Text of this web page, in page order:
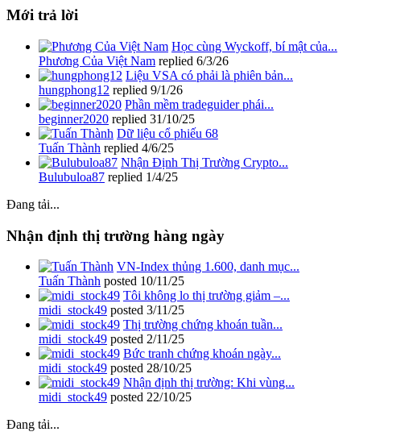
Mới trả lời
Học cùng Wyckoff, bí mật của...
Phương Của Việt Nam replied 6/3/26
Liệu VSA có phải là phiên bản...
hungphong12 replied 9/1/26
Phần mềm tradeguider phái...
beginner2020 replied 31/10/25
Dữ liệu cổ phiếu 68
Tuấn Thành replied 4/6/25
Nhận Định Thị Trường Crypto...
Bulubuloa87 replied 1/4/25
Đang tải...
Nhận định thị trường hàng ngày
VN-Index thủng 1.600, danh mục...
Tuấn Thành posted 10/11/25
Tôi không lo thị trường giảm –...
midi_stock49 posted 3/11/25
Thị trường chứng khoán tuần...
midi_stock49 posted 2/11/25
Bức tranh chứng khoán ngày...
midi_stock49 posted 28/10/25
Nhận định thị trường: Khi vùng...
midi_stock49 posted 22/10/25
Đang tải...